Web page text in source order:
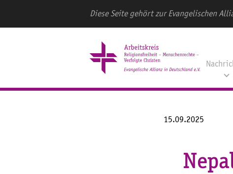
Diese Seite gehört zur Evangelischen
15.09.2025